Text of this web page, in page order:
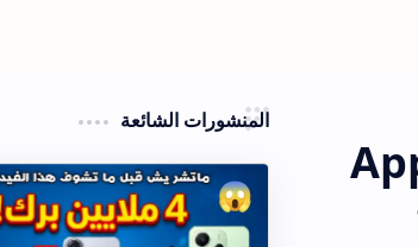
المنشورات الشائعة